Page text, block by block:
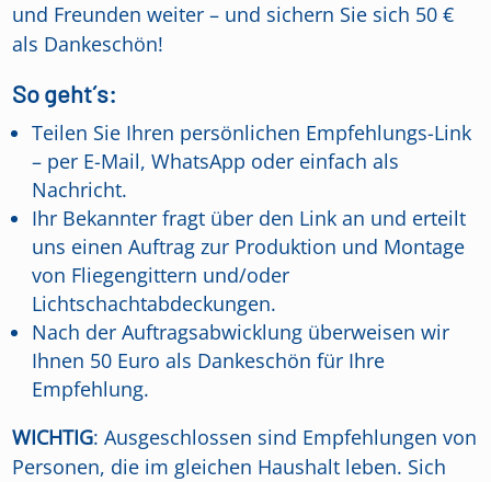
und Freunden weiter – und sichern Sie sich 50 €
als Dankeschön!
So geht´s:
Teilen Sie Ihren persönlichen Empfehlungs-Link
– per E-Mail, WhatsApp oder einfach als
Nachricht.
Ihr Bekannter fragt über den Link an und erteilt
uns einen Auftrag zur Produktion und Montage
von Fliegengittern und/oder
Lichtschachtabdeckungen.
Nach der Auftragsabwicklung überweisen wir
Ihnen 50 Euro als Dankeschön für Ihre
Empfehlung.
WICHTIG: Ausgeschlossen sind Empfehlungen von
Personen, die im gleichen Haushalt leben. Sich